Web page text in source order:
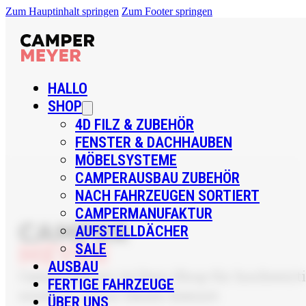
Zum Hauptinhalt springen Zum Footer springen
HALLO
SHOP
4D FILZ & ZUBEHÖR
FENSTER & DACHHAUBEN
MÖBELSYSTEME
CAMPERAUSBAU ZUBEHÖR
NACH FAHRZEUGEN SORTIERT
CAMPERMANUFAKTUR
AUFSTELLDÄCHER
SALE
AUSBAU
FERTIGE FAHRZEUGE
ÜBER UNS
CamperMeyer ist Dein Shop für
sondern sicher bauen kannst.